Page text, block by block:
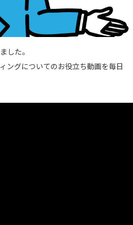
した。
ングについてのお役立ち動画を毎日